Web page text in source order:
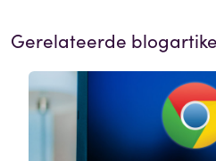
Gerelateerde